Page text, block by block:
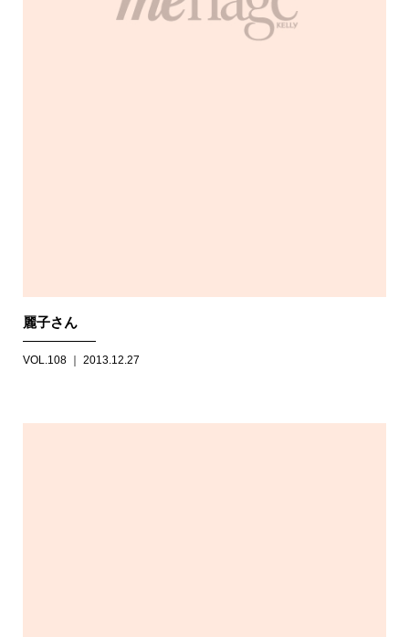
麗子さん
VOL.108 ｜ 2013.12.27